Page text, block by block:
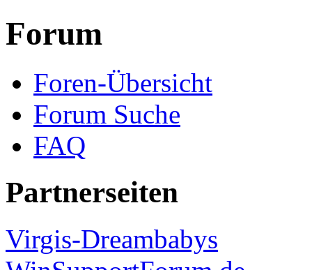
Forum
Foren-Übersicht
Forum Suche
FAQ
Partnerseiten
Virgis-Dreambabys